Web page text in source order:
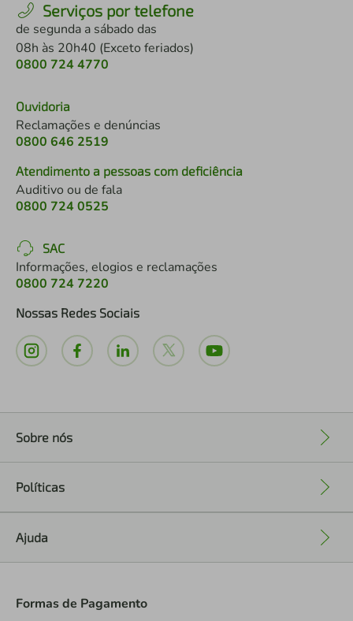
Serviços por telefone
de segunda a sábado das
08h às 20h40 (Exceto feriados)
0800 724 4770
Ouvidoria
Reclamações e denúncias
0800 646 2519
Atendimento a pessoas com deficiência
Auditivo ou de fala
0800 724 0525
SAC
Informações, elogios e reclamações
0800 724 7220
Nossas Redes Sociais
Sobre nós
Políticas
Ajuda
Formas de Pagamento